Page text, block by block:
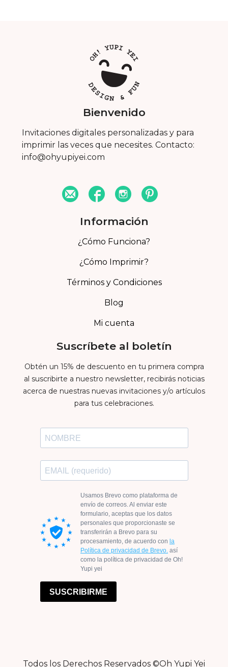
Bienvenido
Invitaciones digitales personalizadas y para
imprimir las veces que necesites. Contacto:
info@ohyupiyei.com
Información
¿Cómo Funciona?
¿Cómo Imprimir?
Términos y Condiciones
Blog
Mi cuenta
Suscríbete al boletín
Obtén un 15% de descuento en tu primera compra
al suscribirte a nuestro newsletter, recibirás noticias
acerca de nuestras nuevas invitaciones y/o artículos
para tus celebraciones.
Todos los Derechos Reservados ©Oh Yupi Yei